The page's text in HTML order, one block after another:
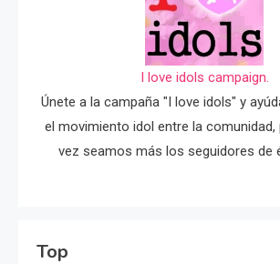
I love idols campaign.
Únete a la campaña "I love idols" y
el movimiento idol entre la comunidad,
vez seamos más los seguidores de
Top